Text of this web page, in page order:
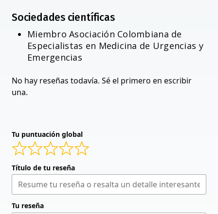
Sociedades científicas
Miembro Asociación Colombiana de
Especialistas en Medicina de Urgencias y
Emergencias
No hay reseñas todavía. Sé el primero en escribir
una.
Tu puntuación global
Título de tu reseña
Tu reseña